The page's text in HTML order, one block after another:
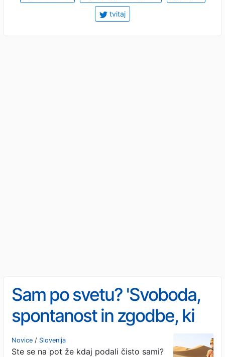
tvitaj
Sam po svetu? 'Svoboda,
spontanost in zgodbe, ki
jih ne zmanjka'
Novice / Slovenija
Ste se na pot že kdaj podali čisto sami?